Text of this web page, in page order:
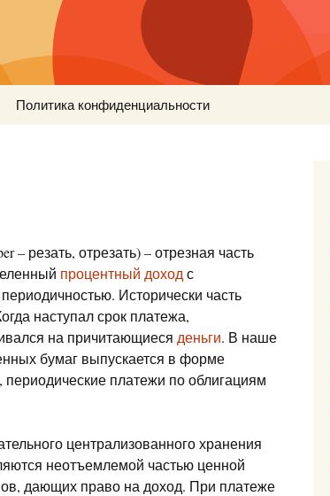
Политика конфиденциальности
– резать, отрезать) – отрезная часть
процентный доход с
Исторически часть
наступал срок платежа,
на причитающиеся деньги. В наше
бумаг выпускается в форме
периодические платежи по облигациям
централизованного хранения
неотъемлемой частью ценной
дающих право на доход. При платеже